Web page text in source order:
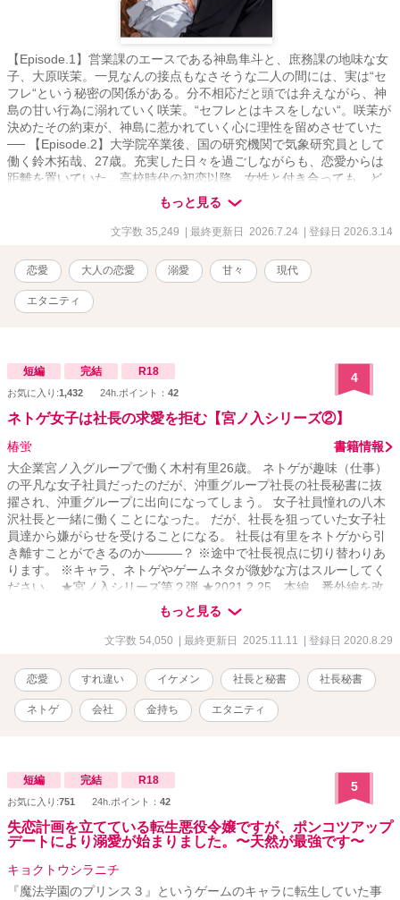
【Episode.1】営業課のエースである神島隼斗と、庶務課の地味な女
子、大原咲茉。一見なんの接点もなさそうな二人の間には、実は“セ
フレ“という秘密の関係がある。分不相応だと頭では弁えながら、神
島の甘い行為に溺れていく咲茉。“セフレとはキスをしない“。咲茉が
決めたその約束が、神島に惹かれていく心に理性を留めさせていた
── 【Episode.2】大学院卒業後、国の研究機関で気象研究員として
働く鈴木拓哉、27歳。充実した日々を過ごしながらも、恋愛からは
距離を置いていた。高校時代の初恋以降、女性と付き合っても、ど
こか冷めた恋愛しかできない。そんな彼の心を十年ぶりに動かした
のは、職場近くの書店で働く、とある女性だった── (“定期試験ゲー
ム“のスピン・オフになります)。
有)。 ※表紙にAIを利用しています。 ※R18は*マークを付けていま
す。
もっと見る
文字数 35,249 | 最終更新日 2026.7.24 | 登録日 2026.3.14
恋愛 大人の恋愛 溺愛 甘々 現代
エタニティ
短編 完結 R18
お気に入り:1,432 24h.ポイント： 42
4
ネトゲ女子は社長の求愛を拒む【宮ノ入シリーズ②】
椿蛍
書籍情報
大企業宮ノ入グループで働く木村有里26歳。 ネトゲが趣味（仕事）
の平凡な女子社員だったのだが、沖重グループ社長の社長秘書に抜
擢され、沖重グループに出向になってしまう。 女子社員憧れの八木
沢社長と一緒に働くことになった。 だが、社長を狙っていた女子社
員達から嫌がらせを受けることになる。 社長は有里をネトゲから引
き離すことができるのか―――？ ※途中で社長視点に切り替わりあ
ります。 ※キャラ、ネトゲやゲームネタが微妙な方はスルーしてく
ださい。 ★宮ノ入シリーズ第２弾 ★2021.2.25 本編、番外編を改
稿しました。 【シリーズ① 若き社長は～コミカライズされまし
た】 【規約のため、引き下げました。他サイトのみの掲載となりま
す】 ★【コミカライズ記念：番外編】更新しました。
もっと見る
文字数 54,050 | 最終更新日 2025.11.11 | 登録日 2020.8.29
恋愛 すれ違い イケメン 社長と秘書 社長秘書
ネトゲ 会社 金持ち エタニティ
短編 完結 R18
お気に入り:751 24h.ポイント： 42
5
失恋計画を立てている転生悪役令嬢ですが、ポンコツアップ
デートにより溺愛が始まりました。〜天然が最強です〜
キョクトウシラニチ
『魔法学園のプリンス３』というゲームのキャラに転生していた事